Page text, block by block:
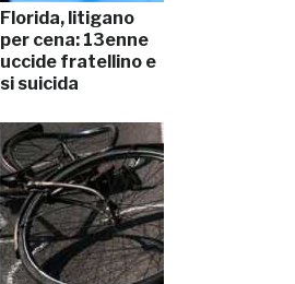
Florida, litigano
per cena: 13enne
uccide fratellino e
si suicida